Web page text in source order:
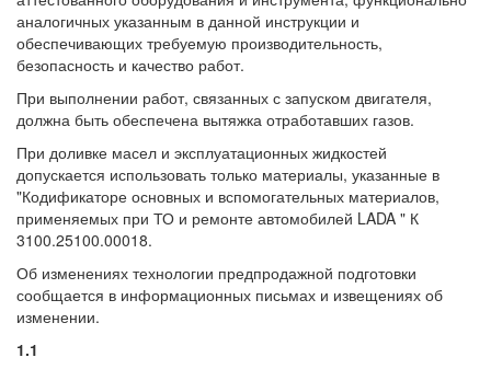
аналогичных указанным в данной инструкции и
обеспечивающих требуемую производительность,
безопасность и качество работ.
При выполнении работ, связанных с запуском двигателя,
должна быть обеспечена вытяжка отработавших газов.
При доливке масел и эксплуатационных жидкостей
допускается использовать только материалы, указанные в
"Кодификаторе основных и вспомогательных материалов,
применяемых при ТО и ремонте автомобилей LADA " К
3100.25100.00018.
Об изменениях технологии предпродажной подготовки
сообщается в информационных письмах и извещениях об
изменении.
1.1